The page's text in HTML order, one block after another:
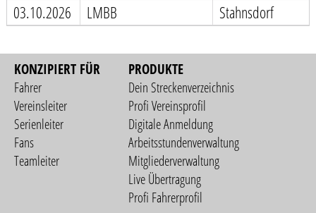
03.10.2026
LMBB Stahnsdorf
KONZIPIERT FÜR
Fahrer
Vereinsleiter
Serienleiter
Fans
Teamleiter
PRODUKTE
Dein Streckenverzeichnis
Profi Vereinsprofil
Digitale Anmeldung
Arbeitsstundenverwaltung
Mitgliederverwaltung
Live Übertragung
Profi Fahrerprofil